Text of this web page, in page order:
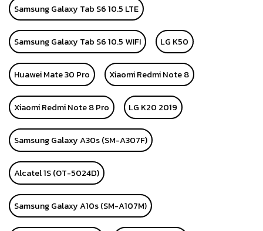
Samsung Galaxy Tab S6 10.5 LTE
Samsung Galaxy Tab S6 10.5 WIFI LG K50
Huawei Mate 30 Pro Xiaomi Redmi Note 8
Xiaomi Redmi Note 8 Pro LG K20 2019
Samsung Galaxy A30s (SM-A307F)
Alcatel 1S (OT-5024D)
Samsung Galaxy A10s (SM-A107M)